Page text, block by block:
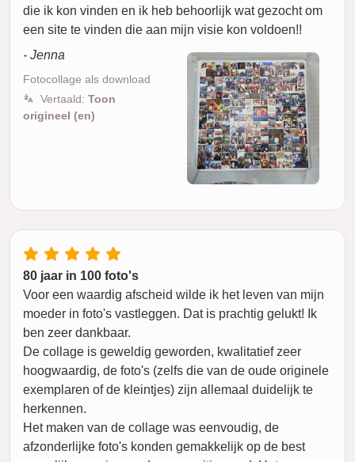
die ik kon vinden en ik heb behoorlijk wat gezocht om
een site te vinden die aan mijn visie kon voldoen!!
- Jenna
Fotocollage als download
Vertaald: Toon
origineel (en)
80 jaar in 100 foto's
Voor een waardig afscheid wilde ik het leven van mijn
moeder in foto's vastleggen. Dat is prachtig gelukt! Ik
ben zeer dankbaar.
De collage is geweldig geworden, kwalitatief zeer
hoogwaardig, de foto's (zelfs die van de oude originele
exemplaren of de kleintjes) zijn allemaal duidelijk te
herkennen.
Het maken van de collage was eenvoudig, de
afzonderlijke foto's konden gemakkelijk op de best